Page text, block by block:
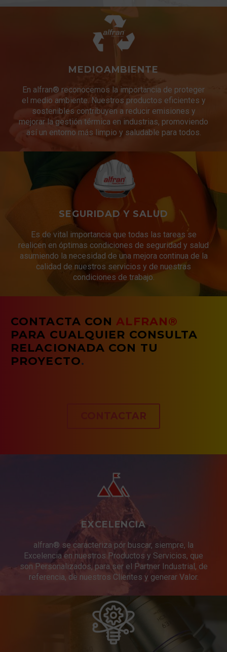
MEDIOAMBIENTE
En alfran® reconocemos la importancia de proteger
el medio ambiente. Nuestros productos eficientes y
sostenibles contribuyen a reducir emisiones y
mejorar la gestión térmica en industrias, promoviendo
así un entorno más limpio y saludable para todos.
SEGURIDAD Y SALUD
Es de vital importancia que todas las tareas se
realicen en óptimas condiciones de seguridad y salud
asumiendo la necesidad de una mejora continua de la
calidad de nuestros servicios y de nuestras
condiciones de trabajo.
CONTACTA CON ALFRAN®
PARA CUALQUIER CONSULTA
RELACIONADA CON TU
PROYECTO.
CONTACTAR
EXCELENCIA
alfran® se caracteriza por buscar, siempre, la
Excelencia en nuestros Productos y Servicios, que
son Personalizados, para ser el Partner Industrial, de
referencia, de nuestros Clientes y generar Valor.